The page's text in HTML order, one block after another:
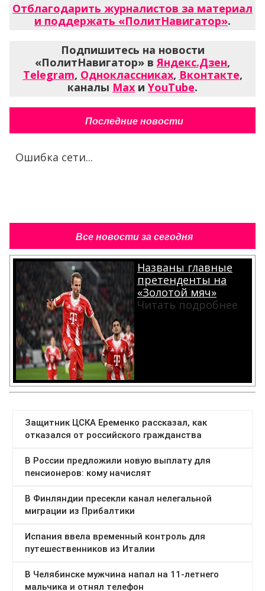
Отблагодарить журналистов за материал
и поддержать «ПолитНавигатор».
Подпишитесь на новости
«ПолитНавигатор» вЯндекс.Дзен,
Telegram, Одноклассниках, Вконтакте,
каналы Max и YouTube.
Последние новости
Ошибка сети...
Все новости за сегодня
Названы главные
претенденты на
«Золотой мяч»
Читать подробнее